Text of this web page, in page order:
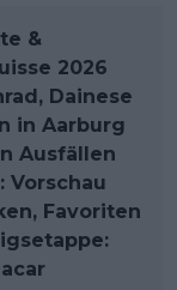
&
2026
Dainese
in Aarburg
Ausfällen
Vorschau
Favoriten